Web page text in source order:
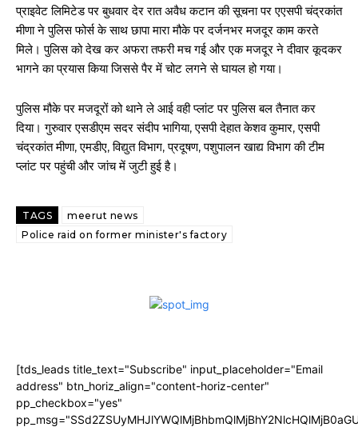
प्राइवेट लिमिटेड पर बुधवार देर रात अवैध कटान की सूचना पर एएसपी चंद्रकांत
मीणा ने पुलिस फोर्स के साथ छापा मारा मौके पर दर्जनभर मजदूर काम करते
मिले। पुलिस को देख कर अफरा तफरी मच गई और एक मजदूर ने दीवार कूदकर
भागने का प्रयास किया जिससे पैर में चोट लगने से घायल हो गया।
पुलिस मौके पर मजदूरों को थाने ले आई वही प्लांट पर पुलिस बल तैनात कर
दिया। गुरुवार एसडीएम सदर संदीप भागिया, एसपी देहात केशव कुमार, एसपी
चंद्रकांत मीणा, एमडीए, विद्युत विभाग, प्रदूषण, पशुपालन खाद्य विभाग की टीम
प्लांट पर पहुंची और जांच में जुटी हुई है।
TAGS
meerut news
Police raid on former minister's factory
[tds_leads title_text="Subscribe" input_placeholder="Email
address" btn_horiz_align="content-horiz-center"
pp_checkbox="yes"